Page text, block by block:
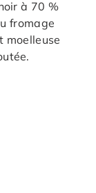
à 70 %
fromage
moelleuse